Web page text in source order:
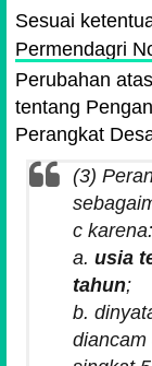
Sesuai
Permendagri
Perubahan
tentang
Perangkat
(3)
c karena:
a. usia
tahun;
b.
diancam